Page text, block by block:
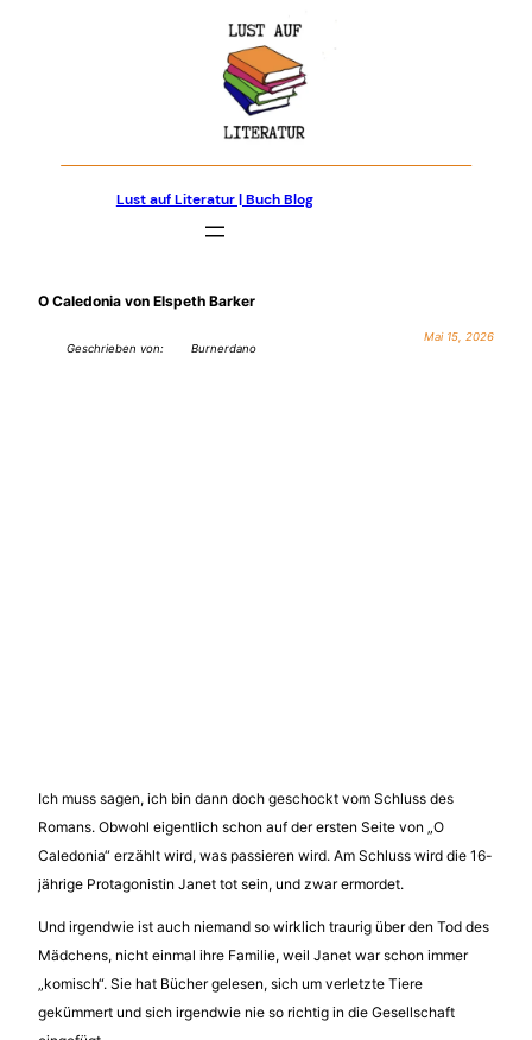
Lust auf Literatur | Buch Blog
O Caledonia von Elspeth Barker
Geschrieben von: Burnerdano
Mai 15, 2026
Ich muss sagen, ich bin dann doch geschockt vom Schluss des
Romans. Obwohl eigentlich schon auf der ersten Seite von „O
Caledonia“ erzählt wird, was passieren wird. Am Schluss wird die 16-
jährige Protagonistin Janet tot sein, und zwar ermordet.
Und irgendwie ist auch niemand so wirklich traurig über den Tod des
Mädchens, nicht einmal ihre Familie, weil Janet war schon immer
„komisch“. Sie hat Bücher gelesen, sich um verletzte Tiere
gekümmert und sich irgendwie nie so richtig in die Gesellschaft